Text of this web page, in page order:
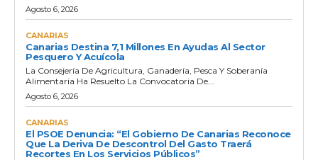
Agosto 6, 2026
CANARIAS
Canarias Destina 7,1 Millones En Ayudas Al Sector
Pesquero Y Acuícola
La Consejería De Agricultura, Ganadería, Pesca Y Soberanía
Alimentaria Ha Resuelto La Convocatoria De...
Agosto 6, 2026
CANARIAS
El PSOE Denuncia: “El Gobierno De Canarias Reconoce
Que La Deriva De Descontrol Del Gasto Traerá
Recortes En Los Servicios Públicos”